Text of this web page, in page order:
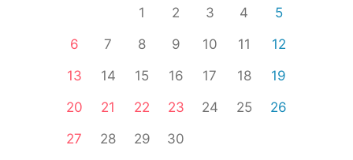
1 2 3 4
5
6
7 8 9 10 11
12
13
14 15 16 17 18
19
20
21 22 23 24 25
26
27
28 29 30